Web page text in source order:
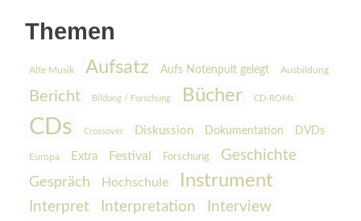
Themen
Alte Musik Aufsatz Aufs Notenpult gelegt Ausbildung
Bericht Bildung / Forschung Bücher CD-ROMs
CDs Crossover Diskussion Dokumentation DVDs
Europa Extra Festival Forschung Geschichte
Gespräch Hochschule Instrument
Interpret Interpretation
Interview